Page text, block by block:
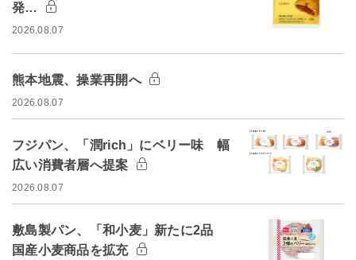
発…
2026.08.07
熊本地震、操業再開へ
2026.08.07
フジパン、「潤rich」にベリー味 幅
広い消費者層へ提案
2026.08.07
敷島製パン、「和小麦」新たに2品
国産小麦商品を拡充